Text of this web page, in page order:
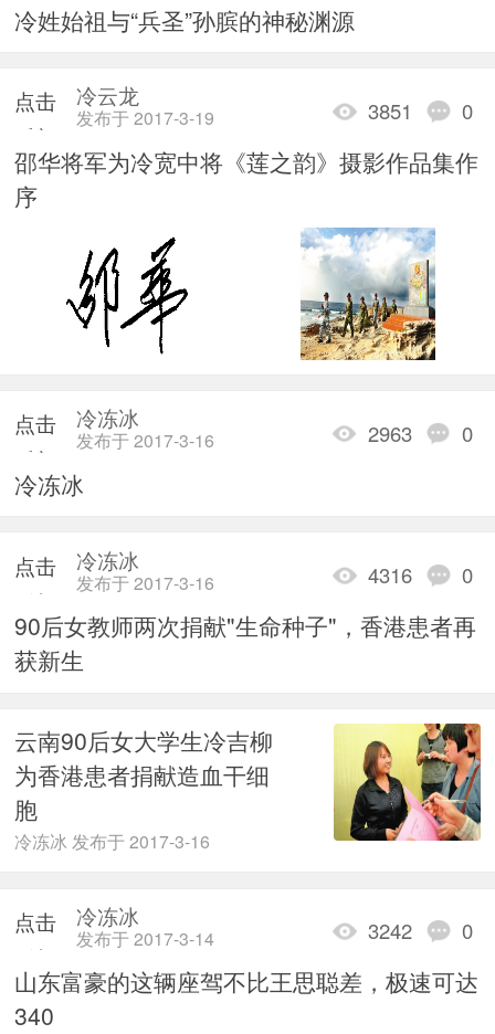
加载
冷姓始祖与“兵圣”孙膑的神秘渊源
点击
重新
加载
3851 0
冷云龙
发布于 2017-3-19
邵华将军为冷宽中将《莲之韵》摄影作品集作
序
点击
重新
加载
2963 0
冷冻冰
发布于 2017-3-16
冷冻冰
点击
重新
加载
4316 0
冷冻冰
发布于 2017-3-16
90后女教师两次捐献"生命种子"，香港患者再
获新生
云南90后女大学生冷吉柳
为香港患者捐献造血干细
胞
冷冻冰 发布于 2017-3-16
点击
重新
加载
3242 0
冷冻冰
发布于 2017-3-14
山东富豪的这辆座驾不比王思聪差，极速可达
340